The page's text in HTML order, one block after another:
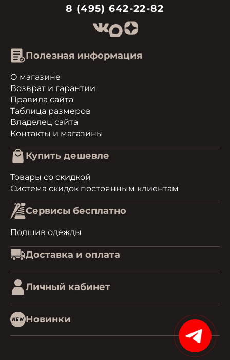
8 (495) 642-22-82
Полезная информация
О магазине
Возврат и гарантии
Правила сайта
Таблица размеров
Владелец сайта
Контакты и магазины
Купить дешевле
Товары со скидкой
Система скидок постоянным клиентам
Сервисы бесплатно
Подшив одежды
Доставка и оплата
Личный кабинет
Новинки
15%